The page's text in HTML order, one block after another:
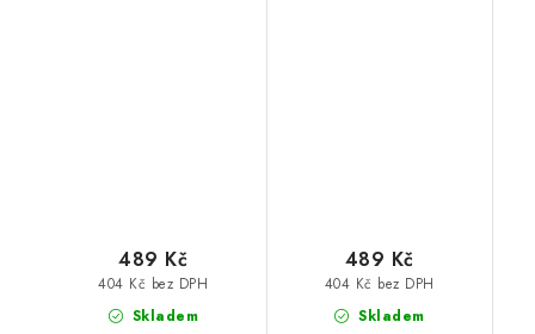
Skladem
404 Kč bez DPH
489 Kč
Skladem
404 Kč bez DPH
489 Kč